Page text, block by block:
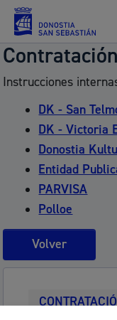
Instrucciones
DK - San
DK - Victoria
Donostia
Entidad
PARVISA
Polloe
Volver